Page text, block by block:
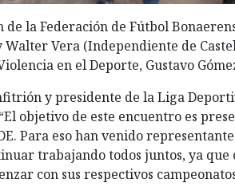
la Federación de Fútbol
Walter Vera (Independiente de
en el Deporte, Gustavo
y presidente de la Liga
objetivo de este encuentro es
Para eso han venido
trabajando todos juntos, ya que
con sus respectivos